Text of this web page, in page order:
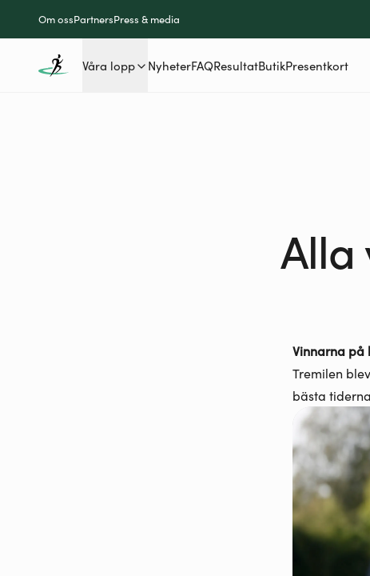
Om ossPartnersPress & media
Våra lopp NyheterFAQResultatButikPresentkort
Alla
Vinnarna på
Tremilen
bästa